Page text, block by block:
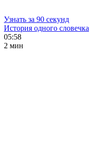
Узнать за 90 секунд
История одного словечка
05:58
2 мин